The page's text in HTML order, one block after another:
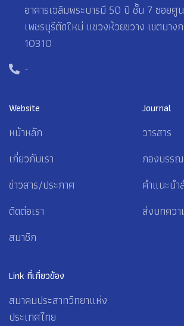
อาคารเฉลิมพระบารมี 50 ปี ชั้น 7 ซอยศู
เพชรบุรีตัดใหม่ แขวงห้วยขวาง เขตบาง
10310
-
Website
หน้าหลัก
เกี่ยวกับเรา
ข่าวสาร/ประกาศ
ติดต่อเรา
สมาชิก
Journal
วารสาร
กองบรร
คำแนะนำ
ส่งบทควา
Link ที่เกี่ยวข้อง
สมาคมประสาทวิทยาแห่ง
ประเทศไทย